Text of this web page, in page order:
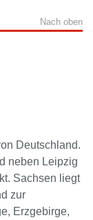
Nach oben
Deutschland.
neben Leipzig
Sachsen liegt
zur
Erzgebirge,